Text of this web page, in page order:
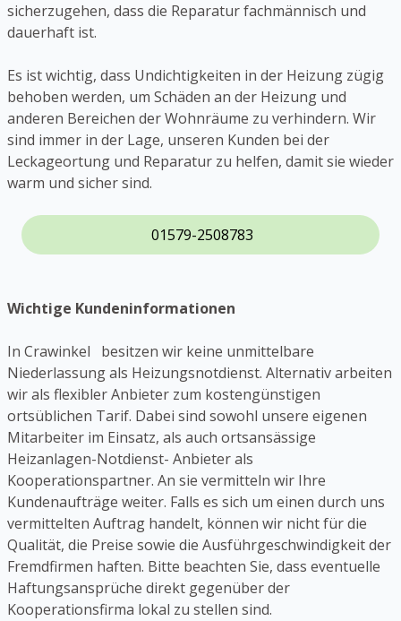
sicherzugehen, dass die Reparatur fachmännisch und
dauerhaft ist.
Es ist wichtig, dass Undichtigkeiten in der Heizung zügig
behoben werden, um Schäden an der Heizung und
anderen Bereichen der Wohnräume zu verhindern. Wir
sind immer in der Lage, unseren Kunden bei der
Leckageortung und Reparatur zu helfen, damit sie wieder
warm und sicher sind.
01579-2508783
Wichtige Kundeninformationen
In Crawinkel besitzen wir keine unmittelbare
Niederlassung als Heizungsnotdienst. Alternativ arbeiten
wir als flexibler Anbieter zum kostengünstigen
ortsüblichen Tarif. Dabei sind sowohl unsere eigenen
Mitarbeiter im Einsatz, als auch ortsansässige
Heizanlagen-Notdienst- Anbieter als
Kooperationspartner. An sie vermitteln wir Ihre
Kundenaufträge weiter. Falls es sich um einen durch uns
vermittelten Auftrag handelt, können wir nicht für die
Qualität, die Preise sowie die Ausführgeschwindigkeit der
Fremdfirmen haften. Bitte beachten Sie, dass eventuelle
Haftungsansprüche direkt gegenüber der
Kooperationsfirma lokal zu stellen sind.